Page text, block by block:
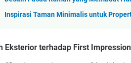
Inspirasi Taman Minimalis untuk
Eksterior terhadap First Impression